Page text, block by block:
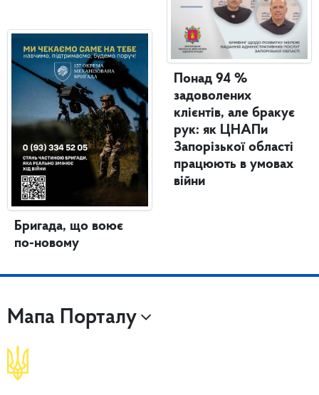
Бригада, що воює
по-новому
Понад 94 %
задоволених
клієнтів, але бракує
рук: як ЦНАПи
Запорізької області
працюють в умовах
війни
Мапа Порталу